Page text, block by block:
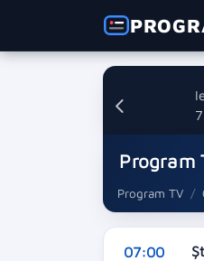
Program
Program TV
07:00